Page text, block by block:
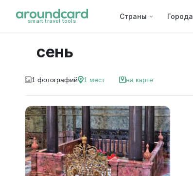
smart travel tools
Страны Города
сень
1 фотографий 1 мест на карте